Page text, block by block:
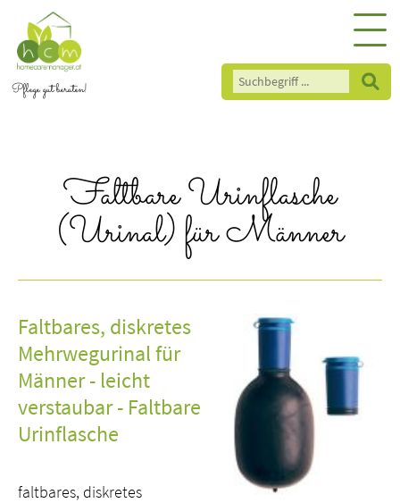
Pflege gut beraten!
Faltbare Urinflasche
(Urinal) für Männer
Faltbares, diskretes
Mehrwegurinal für
Männer - leicht
verstaubar - Faltbare
Urinflasche
faltbares, diskretes